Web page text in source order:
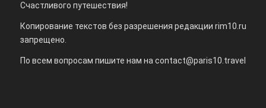
Счастливого путешествия!
Копирование текстов без разрешения редакции rim10.ru
запрещено.
По всем вопросам пишите нам на contact@paris10.travel